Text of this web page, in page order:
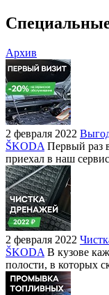
Архив
2 февраля 2022
ŠKODA Первый раз
приехал в наш
2 февраля 2022
ŠKODA В кузове
полости, в которых